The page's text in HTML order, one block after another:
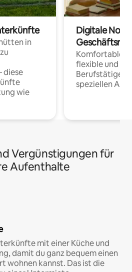
in
diese
wie
Digitale
Komfortable
flexible und
Berufstätige
speziellen
Vergünstigungen für
Aufenthalte
mit einer Küche und
damit du ganz bequem einen
wohnen kannst. Das ist die